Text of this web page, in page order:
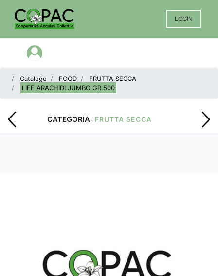
LOGIN
Open menu
Catalogo FOOD
FRUTTA SECCA
LIFE ARACHIDI JUMBO GR.500
CATEGORIA: FRUTTA SECCA